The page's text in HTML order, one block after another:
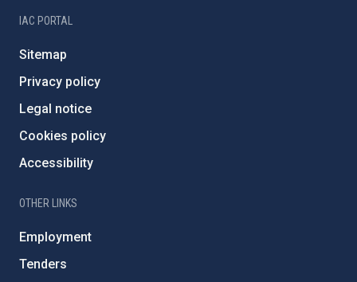
IAC PORTAL
Sitemap
Privacy policy
Legal notice
Cookies policy
Accessibility
OTHER LINKS
Employment
Tenders